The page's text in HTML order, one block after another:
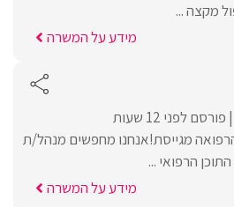
מקצה ...
מידע על המשרה
פורסם לפני 12 שעות
מגייסת!אנחנו מחפשים מנהל/ת
מידע על המשרה